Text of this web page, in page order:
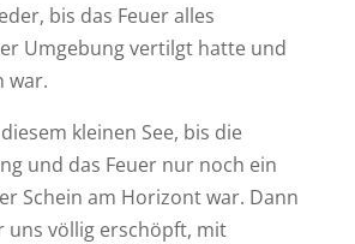
bis das Feuer alles
Umgebung vertilgt hatte und
war.
kleinen See, bis die
und das Feuer nur noch ein
Schein am Horizont war. Dann
uns völlig erschöpft, mit